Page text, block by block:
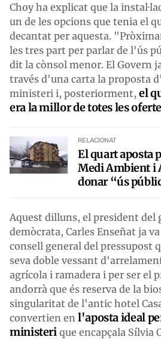
Choy ha explicat que la
un de les opcions que tenia el
decantat per aquesta.
les tres part per parlar de l'ús
dit la cònsol menor. El Govern
través d'una carta la proposta
ministeri i, posteriorment, el
era la millor de totes les
RELACIONAT
El quart aposta
Medi Ambient i
donar “ús
Aquest dilluns, el president del
demòcrata, Carles Enseñat ja
consell general del pressupost
seva doble vessant
agrícola i ramadera i per ser el
andorrà que és reserva de la
singularitat de l'antic hotel
convertien en l'aposta ideal
ministeri que encapçala Sílvia